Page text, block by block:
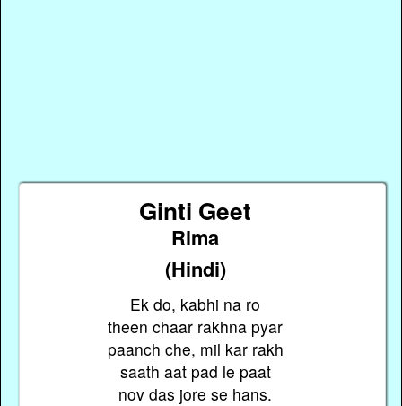
Ginti Geet
Rima
(Hindi)
Ek do, kabhi na ro
theen chaar rakhna pyar
paanch che, mil kar rakh
saath aat pad le paat
nov das jore se hans.